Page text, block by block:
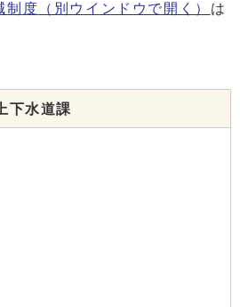
制度 （別ウインドウで開く） は
下水道課